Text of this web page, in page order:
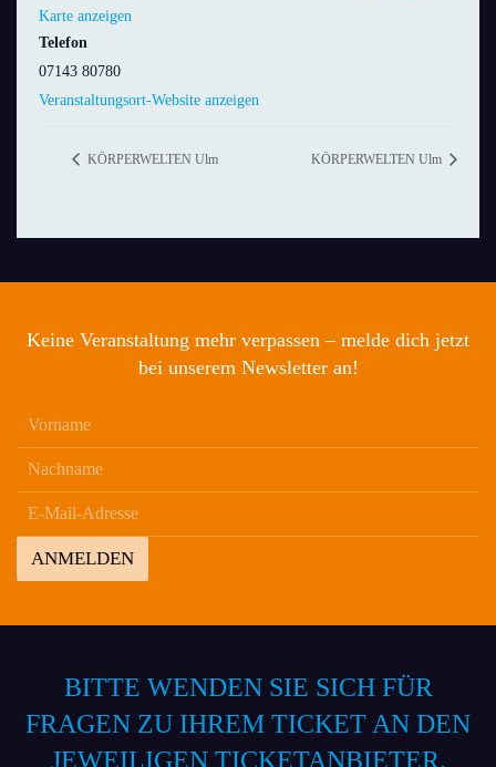
Karte anzeigen
Telefon
07143 80780
Veranstaltungsort-Website anzeigen
KÖRPERWELTEN Ulm KÖRPERWELTEN Ulm
Keine Veranstaltung mehr verpassen – melde dich jetzt
bei unserem Newsletter an!
ANMELDEN
BITTE WENDEN SIE SICH FÜR
FRAGEN ZU IHREM TICKET AN DEN
JEWEILIGEN TICKETANBIETER.